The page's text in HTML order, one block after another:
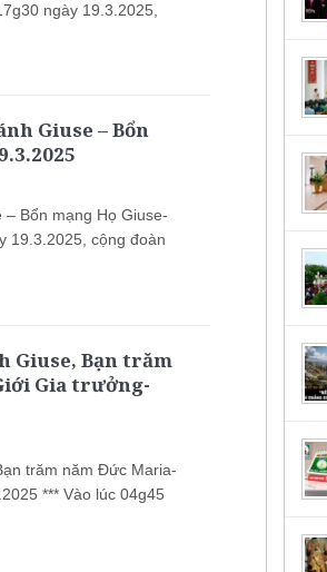
ngày 19.3.2025,
Giuse – Bổn
Bổn mạng Họ Giuse-
19.3.2025, cộng đoàn
Giuse, Bạn trăm
Gia trưởng-
trăm năm Đức Maria-
*** Vào lúc 04g45